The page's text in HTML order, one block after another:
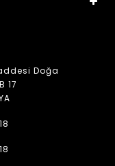
Doğa
17